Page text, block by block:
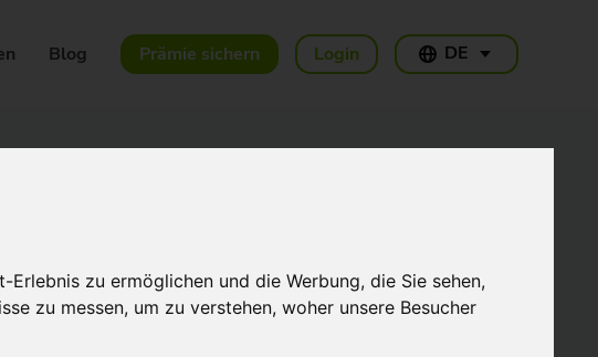
zu ermöglichen und die Werbung, die Sie sehen,
zu messen, um zu verstehen, woher unsere Besucher
Blog Prämie sichern Login DE
THG-Quote Unternehmen:
Wie Fuhrpark,